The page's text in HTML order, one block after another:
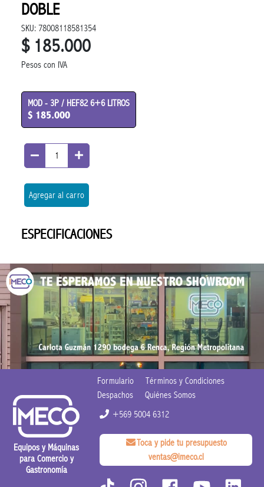
DOBLE
SKU: 78008118581354
$ 185.000
Pesos con IVA
MOD - 3P / HEF82 6+6 LITROS
$ 185.000
Agregar al carro
ESPECIFICACIONES
Equipos y Máquinas
para Comercio y
Gastronomía
Formulario
Términos y Condiciones
Despachos
Quiénes Somos
+569 5004 6312
Toca y pide tu presupuesto
ventas@imeco.cl